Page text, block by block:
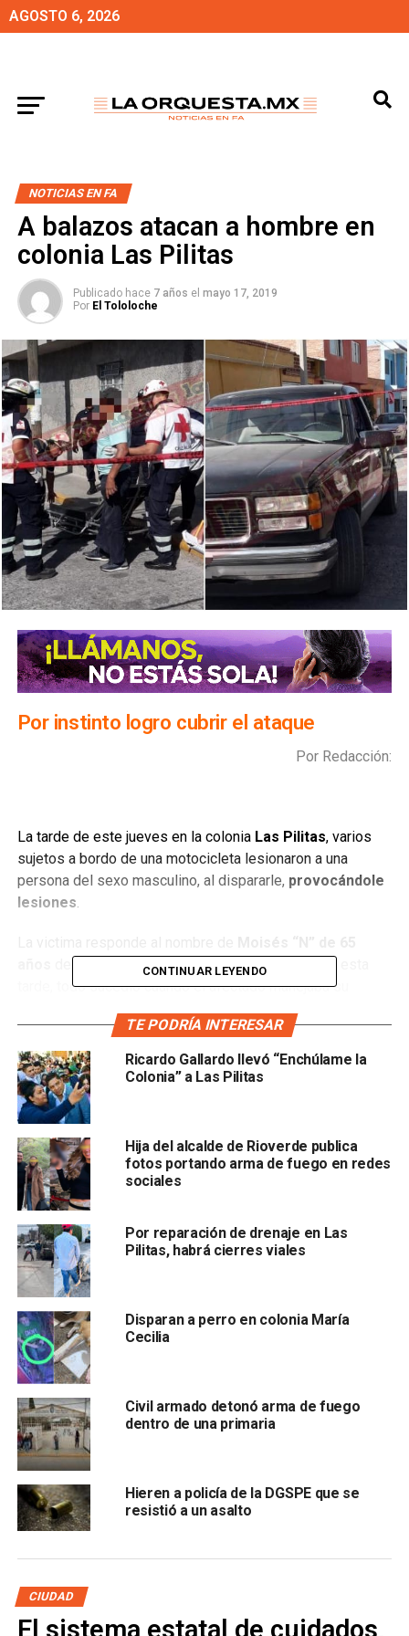
AGOSTO 6, 2026
NOTICIAS EN FA
A balazos atacan a hombre en
colonia Las Pilitas
Publicado hace 7 años el mayo 17, 2019
Por El Tololoche
Por instinto logro cubrir el ataque
Por Redacción:
La tarde de este jueves en la colonia Las Pilitas, varios
sujetos a bordo de una motocicleta lesionaron a una
persona del sexo masculino, al dispararle, provocándole
lesiones.
de edad y de acuerdo con el reporte emitido esta
tarde, todo sucedió cuando el afectado manejaba su
calles deLeverrier y Avenida Salknotó que dos
hombres en una motocicleta tipo cross, le dieron alcance.
En el momento uno de los sujetos el cual portaba arma de
fuego realizó
, logrando lesionarlo en la pantorrilla izquierda, por instinto
logro cubrirse del ataque, o en caso contrario hubiera
sido un final fatal.
Policías municipales fueron los primeros en atender el
llamado, dándose cuenta que la camioneta presentaba
varios disparos en la carrocería.
Paramedicos de la Cruz Roja
que los servicios periciales acudieron a revisar la zona del
delito, recogiendo los casquillos percutidos.
ARTÍCULOS RELACIONADOS:
LAS PILITAS
CONTINUAR LEYENDO
TE PODRÍA INTERESAR
Ricardo Gallardo llevó “Enchúlame la
Colonia” a Las Pilitas
Hija del alcalde de Rioverde publica
fotos portando arma de fuego en redes
sociales
Por reparación de drenaje en Las
Pilitas, habrá cierres viales
Disparan a perro en colonia María
Cecilia
Civil armado detonó arma de fuego
dentro de una primaria
Hieren a policía de la DGSPE que se
resistió a un asalto
CIUDAD
El sistema estatal de cuidados,